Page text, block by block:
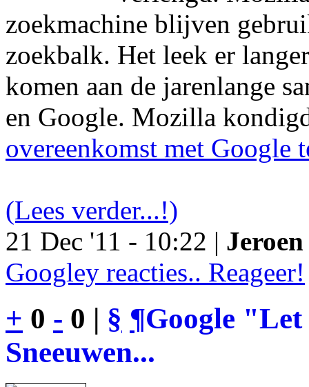
zoekmachine blijven
zoekbalk. Het leek er
komen aan de jarenlange
en Google. Mozilla
overeenkomst met Google
(Lees verder...!)
21 Dec '11 - 10:22 |
Googley reacties.. Reageer!
+ 0 - 0 | § ¶Google
Sneeuwen...